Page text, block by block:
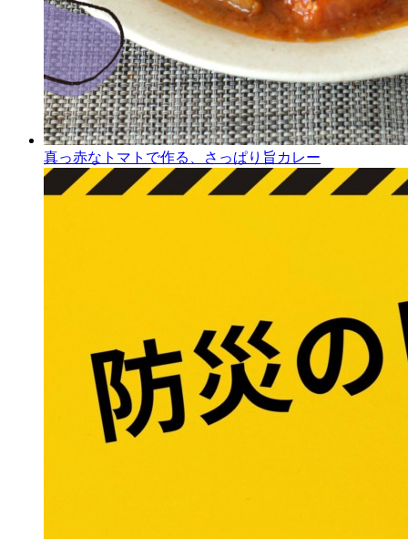
真っ赤なトマトで作る、さっぱり旨カレー